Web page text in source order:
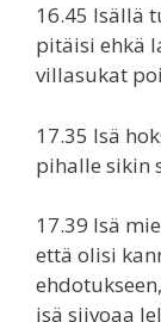
16.45 Isällä
pitäisi ehkä
villasukat
17.35 Isä
pihalle sikin
17.39 Isä
että olisi
isä siivoaa